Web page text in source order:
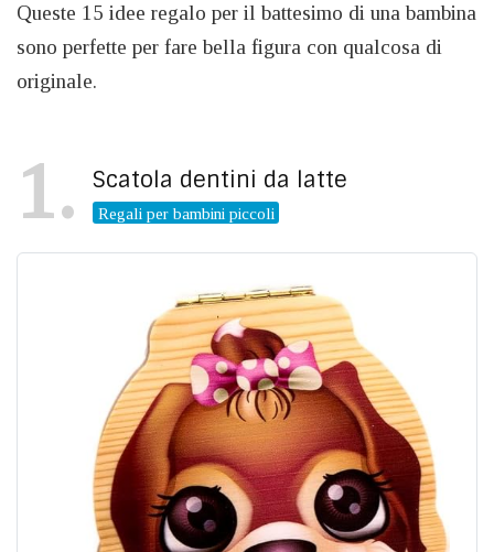
Queste 15 idee regalo per il battesimo di una bambina
sono perfette per fare bella figura con qualcosa di
originale.
1 Scatola dentini da latte
Regali per bambini piccoli